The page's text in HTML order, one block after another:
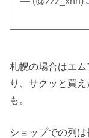
札幌の場合はエ
り、サクッと買
も。
ショップでの列